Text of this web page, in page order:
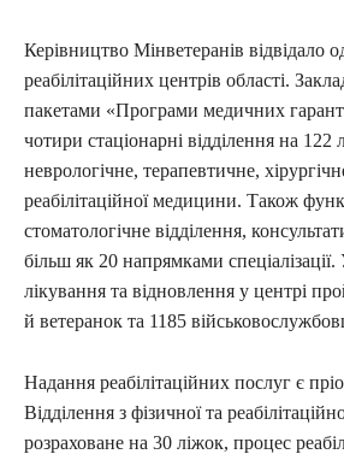
Керівництво Мінветеранів відвідало
реабілітаційних центрів області.
пакетами «Програми медичних
чотири стаціонарні відділення на
неврологічне, терапевтичне,
реабілітаційної медицини. Також
стоматологічне відділення,
більш як 20 напрямками
лікування та відновлення у центрі
й ветеранок та 1185
Надання реабілітаційних послуг є
Відділення з фізичної та
розраховане на 30 ліжок, процес